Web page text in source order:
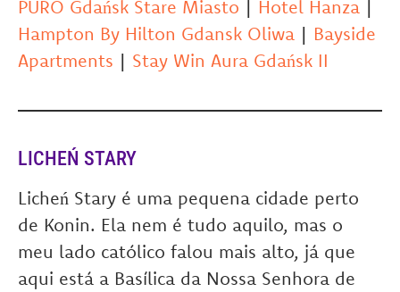
PURO Gdańsk Stare Miasto | Hotel Hanza |
Hampton By Hilton Gdansk Oliwa | Bayside
Apartments | Stay Win Aura Gdańsk II
LICHEŃ STARY
Licheń Stary é uma pequena cidade perto
de Konin. Ela nem é tudo aquilo, mas o
meu lado católico falou mais alto, já que
aqui está a Basílica da Nossa Senhora de